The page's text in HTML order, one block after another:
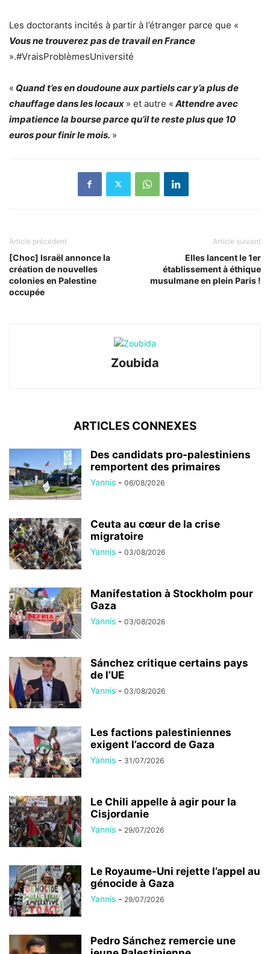
Les doctorants incités à partir à l’étranger parce que «
Vous ne trouverez pas de travail en France
».#VraisProblèmesUniversité
« Quand t’es en doudoune aux partiels car y’a plus de
chauffage dans les locaux » et autre « Attendre avec
impatience la bourse parce qu’il te reste plus que 10
euros pour finir le mois. »
Article précédent
[Choc] Israël annonce la
création de nouvelles
colonies en Palestine
occupée
Article suivant
Elles lancent le 1er
établissement à éthique
musulmane en plein Paris !
Zoubida
ARTICLES CONNEXES
Des candidats pro-palestiniens
remportent des primaires
Yannis - 06/08/2026
Ceuta au cœur de la crise
migratoire
Yannis - 03/08/2026
Manifestation à Stockholm pour
Gaza
Yannis - 03/08/2026
Sánchez critique certains pays
de l’UE
Yannis - 03/08/2026
Les factions palestiniennes
exigent l’accord de Gaza
Yannis - 31/07/2026
Le Chili appelle à agir pour la
Cisjordanie
Yannis - 29/07/2026
Le Royaume-Uni rejette l’appel au
génocide à Gaza
Yannis - 29/07/2026
Pedro Sánchez remercie une